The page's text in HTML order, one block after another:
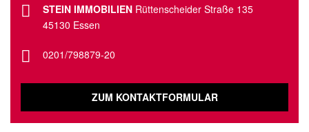
STEIN IMMOBILIEN Rüttenscheider Straße 135
45130 Essen
0201/798879-20
ZUM KONTAKTFORMULAR